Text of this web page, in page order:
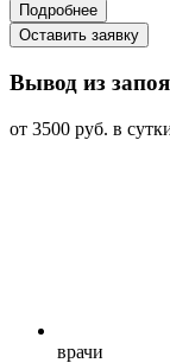
Подробнее
Оставить заявку
Вывод из запоя
от 3500 руб. в
врачи